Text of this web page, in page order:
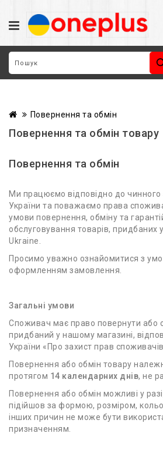
Повернення та обмін
Повернення та обмін товару
Повернення та обмін
Ми працюємо відповідно до чинного
України та поважаємо права
умови повернення, обміну та
обслуговування товарів, придбаних
Ukraine.
Просимо уважно ознайомитися з
оформленням замовлення.
Загальні умови
Споживач має право повернути або
придбаний у нашому магазині,
України «Про захист прав
Повернення або обмін товару
протягом 14 календарних днів, не
Повернення або обмін можливі у
підійшов за формою, розміром,
інших причин не може бути
призначенням.